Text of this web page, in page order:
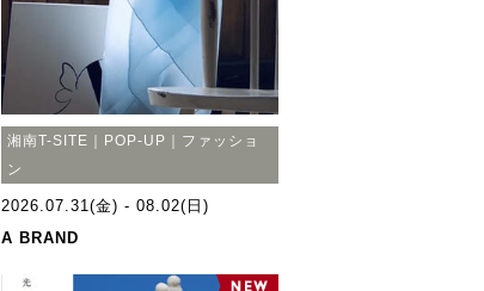
湘南T-SITE｜POP-UP｜ファッショ
ン
2026.07.31(金) - 08.02(日)
A BRAND